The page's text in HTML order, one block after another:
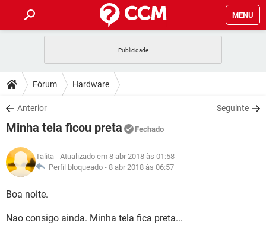
MENU
CELULAR
OUTLOOK
INSTAGRAM GMAIL
GUIA DE COMPRAS
DICAS
JOGOS
INSTAGRAM GMAIL
GUIA DE COMPRAS
DOWNLOADS
JOGOS WHATSAPP
CELULAR
OUTLOOK EXCEL
INSTAGRAM
JOGOS WHATSAPP
CELULAR
OUTLOOK
INSTAGRAM GMAIL
GLOSSÁRIO
Fórum Hardware
Anterior Seguinte
Minha tela ficou preta Fechado
Talita - Atualizado em 8 abr 2018 às 01:58
Perfil bloqueado - 8 abr 2018 às 06:57
Boa noite.
Nao consigo ainda. Minha tela fica preta...